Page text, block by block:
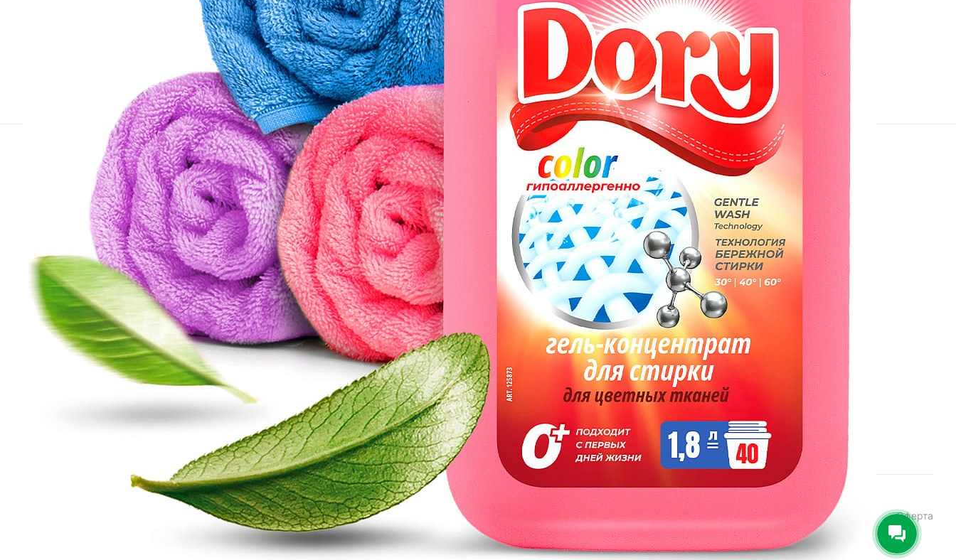
Подписаться
на новости и акции
Подписаться
Интернет-магазин
Каталог
Акции
Бренды
Компания
О компании
Отзывы
Вакансии
Реквизиты
Контакты
Лицензии и сертификаты
Информация
О компании
Отзывы
Вакансии
Реквизиты
Контакты
Помощь
Способы оплаты
Гарантия на товар
Вопрос-ответ
Контакты
8 (8453) 56-48-58
По общим вопросам
infomidiltd@mail.ru
Техническая поддержка
support@midiltd.ru
Энгельсский район, посёлок
Пробуждение, строение 3
Конфиденциальность Оферта